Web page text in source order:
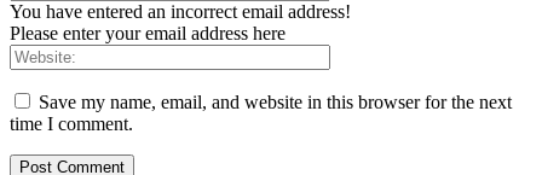
You have entered an incorrect email address!
Please enter your email address here
Save my name, email, and website in this browser for the next
time I comment.